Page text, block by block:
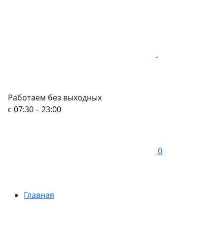
Работаем без выходных
с 07:30 – 23:00
0
Главная